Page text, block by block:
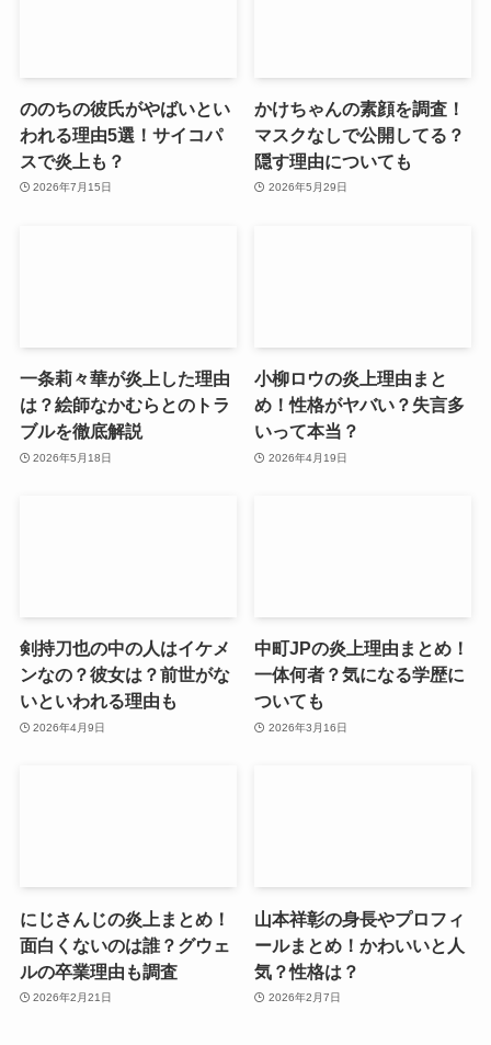
ののちの彼氏がやばいとい
われる理由5選！サイコパ
スで炎上も？
2026年7月15日
かけちゃんの素顔を調査！
マスクなしで公開してる？
隠す理由についても
2026年5月29日
一条莉々華が炎上した理由
は？絵師なかむらとのトラ
ブルを徹底解説
2026年5月18日
小柳ロウの炎上理由まと
め！性格がヤバい？失言多
いって本当？
2026年4月19日
剣持刀也の中の人はイケメ
ンなの？彼女は？前世がな
いといわれる理由も
2026年4月9日
中町JPの炎上理由まとめ！
一体何者？気になる学歴に
ついても
2026年3月16日
にじさんじの炎上まとめ！
面白くないのは誰？グウェ
ルの卒業理由も調査
2026年2月21日
山本祥彰の身長やプロフィ
ールまとめ！かわいいと人
気？性格は？
2026年2月7日